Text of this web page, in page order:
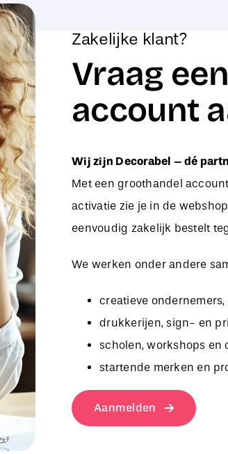
Zakelijke klant?
Vraag
account
Wij zijn Decorabel – dé
Met een groothandel
activatie zie je in de
eenvoudig zakelijk bestelt
We werken onder andere
creatieve
drukkerijen, sign- en
scholen, workshops en
startende merken en
Aanmelden